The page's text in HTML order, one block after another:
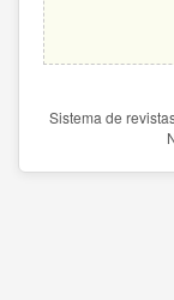
Sistema de